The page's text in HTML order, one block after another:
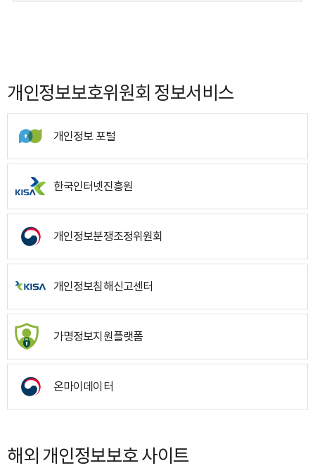
개인정보보호위원회 정보서비스
개인정보 포털
한국인터넷진흥원
개인정보분쟁조정위원회
개인정보침해신고센터
가명정보지원플랫폼
온마이데이터
해외 개인정보보호 사이트